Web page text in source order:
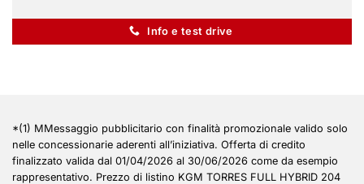
Info e test drive
*(1) MMessaggio pubblicitario con finalità promozionale valido solo
nelle concessionarie aderenti all’iniziativa. Offerta di credito
finalizzato valida dal 01/04/2026 al 30/06/2026 come da esempio
rappresentativo. Prezzo di listino KGM TORRES FULL HYBRID 204